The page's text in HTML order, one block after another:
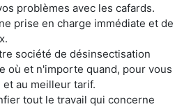
problèmes avec les cafards.
prise en charge immédiate et de
société de désinsectisation
où et n'importe quand, pour vous
au meilleur tarif.
tout le travail qui concerne